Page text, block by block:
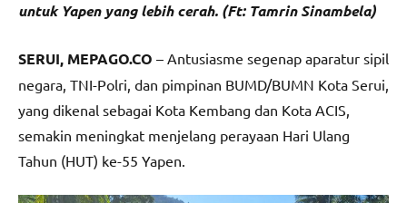
untuk Yapen yang lebih cerah. (Ft: Tamrin Sinambela)
SERUI, MEPAGO.CO – Antusiasme segenap aparatur sipil
negara, TNI-Polri, dan pimpinan BUMD/BUMN Kota Serui,
yang dikenal sebagai Kota Kembang dan Kota ACIS,
semakin meningkat menjelang perayaan Hari Ulang
Tahun (HUT) ke-55 Yapen.